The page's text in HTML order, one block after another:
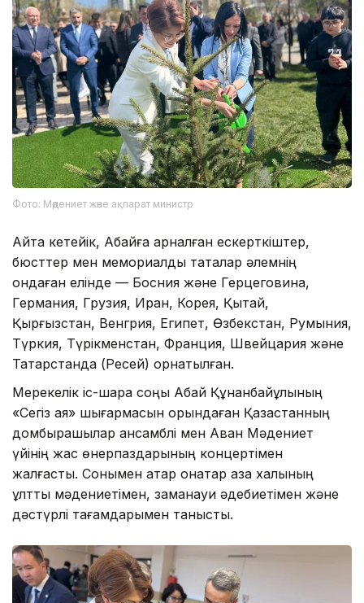
Фото: Мәдениет және ақпарат министр
Айта кетейік, Абайға арналған ескерткіштер,
бюсттер мен мемориалдық тақталар әлемнің
ондаған елінде — Босния және Герцеговина,
Германия, Грузия, Иран, Корея, Қытай,
Қырғызстан, Венгрия, Египет, Өзбекстан, Румыния,
Түркия, Түрікменстан, Франция, Швейцария және
Татарстанда (Ресей) орнатылған.
Мерекелік іс-шара соңы Абай Құнанбайұлының
«Сегіз аяқ» шығармасын орындаған Қазақстанның
домбырашылар ансамблі мен Аван Мәдениет
үйінің жас өнерпаздарының концертімен
жалғасты. Сонымен қатар қонақтар қазақ халқының
ұлттық мәдениетімен, заманауи әдебиетімен және
дәстүрлі тағамдарымен танысты.